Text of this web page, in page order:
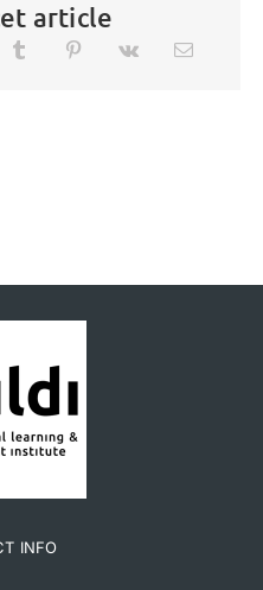
article
INFO